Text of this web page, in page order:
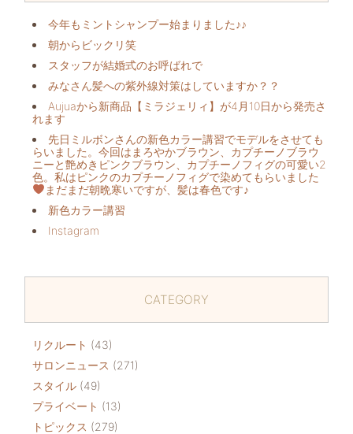
今年もミントシャンプー始まりました♪♪
朝からビックリ️笑
スタッフが結婚式のお呼ばれで
みなさん髪への紫外線対策はしていますか？？
Aujuaから新商品【ミラジェリィ】が4月10日から発売さ
れます
先日ミルボンさんの新色カラー講習でモデルをさせても
らいました。今回はまろやかブラウン、カプチーノブラウ
ニーと艶めきピンクブラウン、カプチーノフィグの可愛い2
色。私はピンクのカプチーノフィグで染めてもらいました
まだまだ朝晩寒いですが、髪は春色です♪
新色カラー講習
Instagram
CATEGORY
リクルート (43)
サロンニュース (271)
スタイル (49)
プライベート (13)
トピックス (279)